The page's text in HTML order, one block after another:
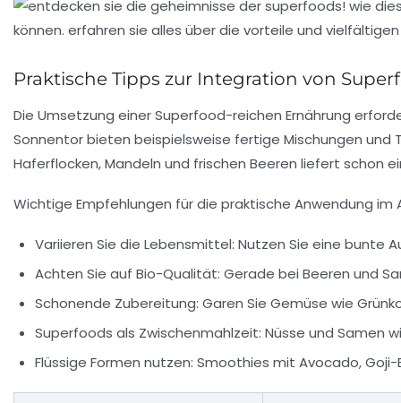
Praktische Tipps zur Integration von
Die Umsetzung einer Superfood-reichen Ernährung
Sonnentor bieten beispielsweise fertige Mischungen
Haferflocken, Mandeln und frischen Beeren liefert schon
Wichtige Empfehlungen für die praktische Anwendung im
Variieren Sie die Lebensmittel: Nutzen Sie eine bunte
Achten Sie auf Bio-Qualität: Gerade bei Beeren und
Schonende Zubereitung: Garen Sie Gemüse wie
Superfoods als Zwischenmahlzeit: Nüsse und Samen
Flüssige Formen nutzen: Smoothies mit Avocado,